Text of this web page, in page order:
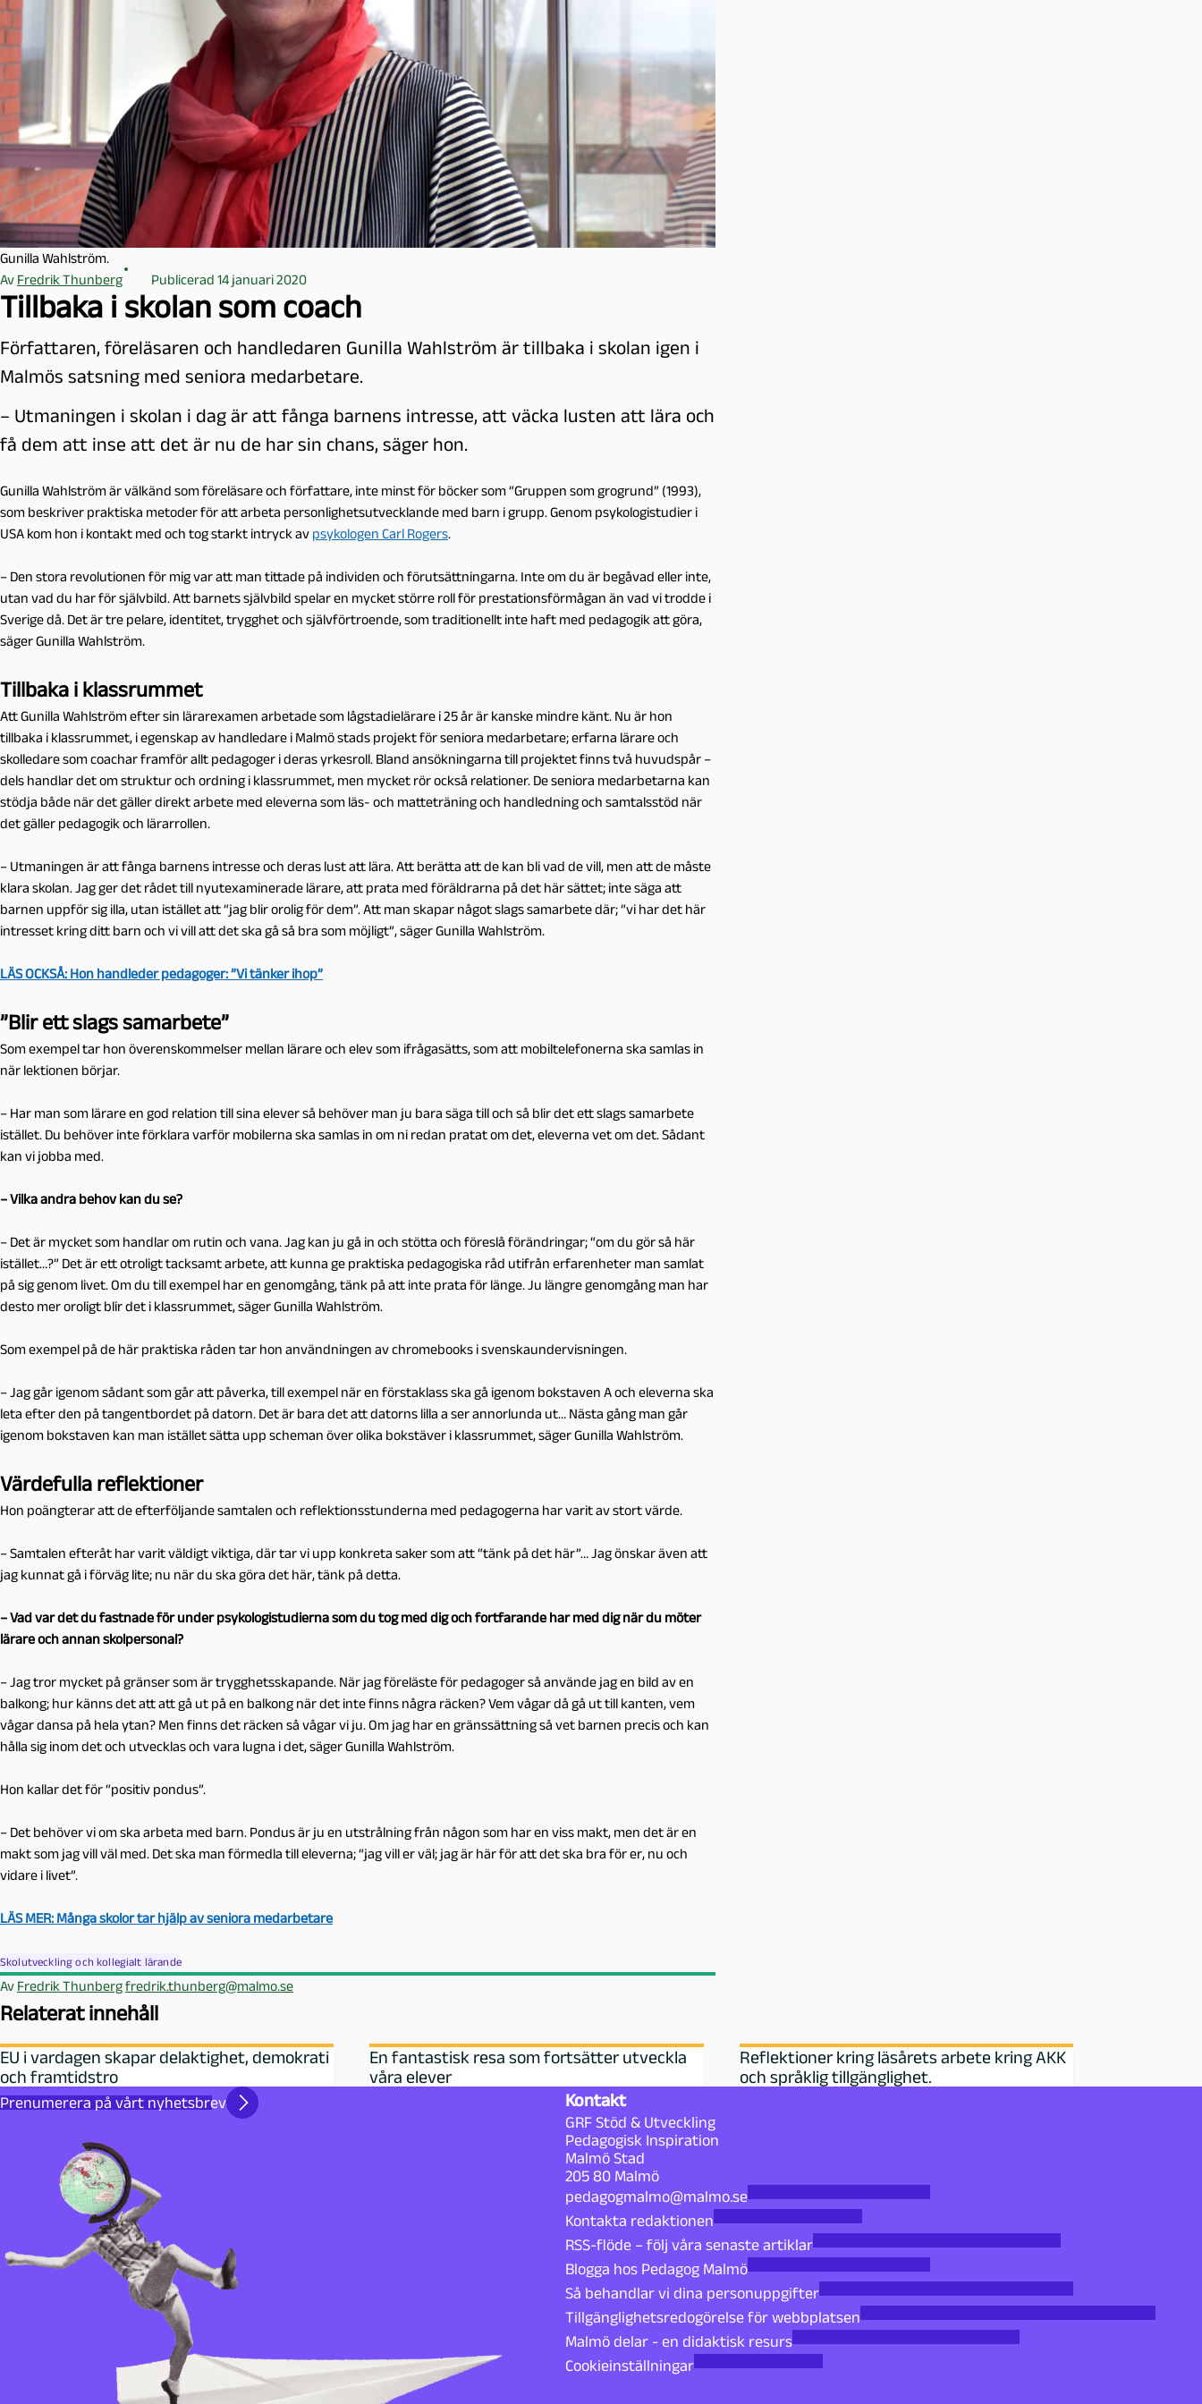
l
m
ö
Gunilla Wahlström.
Av Fredrik Thunberg Publicerad 14 januari 2020
Tillbaka i skolan som coach
Författaren, föreläsaren och handledaren Gunilla Wahlström är tillbaka i skolan igen i
Malmös satsning med seniora medarbetare.
– Utmaningen i skolan i dag är att fånga barnens intresse, att väcka lusten att lära och
få dem att inse att det är nu de har sin chans, säger hon.
Gunilla Wahlström är välkänd som föreläsare och författare, inte minst för böcker som “Gruppen som grogrund” (1993),
som beskriver praktiska metoder för att arbeta personlighetsutvecklande med barn i grupp. Genom psykologistudier i
USA kom hon i kontakt med och tog starkt intryck av psykologen Carl Rogers.
– Den stora revolutionen för mig var att man tittade på individen och förutsättningarna. Inte om du är begåvad eller inte,
utan vad du har för självbild. Att barnets självbild spelar en mycket större roll för prestationsförmågan än vad vi trodde i
Sverige då. Det är tre pelare, identitet, trygghet och självförtroende, som traditionellt inte haft med pedagogik att göra,
säger Gunilla Wahlström.
Tillbaka i klassrummet
Att Gunilla Wahlström efter sin lärarexamen arbetade som lågstadielärare i 25 år är kanske mindre känt. Nu är hon
tillbaka i klassrummet, i egenskap av handledare i Malmö stads projekt för seniora medarbetare; erfarna lärare och
skolledare som coachar framför allt pedagoger i deras yrkesroll. Bland ansökningarna till projektet finns två huvudspår –
dels handlar det om struktur och ordning i klassrummet, men mycket rör också relationer. De seniora medarbetarna kan
stödja både när det gäller direkt arbete med eleverna som läs- och matteträning och handledning och samtalsstöd när
det gäller pedagogik och lärarrollen.
– Utmaningen är att fånga barnens intresse och deras lust att lära. Att berätta att de kan bli vad de vill, men att de måste
klara skolan. Jag ger det rådet till nyutexaminerade lärare, att prata med föräldrarna på det här sättet; inte säga att
barnen uppför sig illa, utan istället att “jag blir orolig för dem”. Att man skapar något slags samarbete där; “vi har det här
intresset kring ditt barn och vi vill att det ska gå så bra som möjligt”, säger Gunilla Wahlström.
LÄS OCKSÅ: Hon handleder pedagoger: ”Vi tänker ihop”
”Blir ett slags samarbete”
Som exempel tar hon överenskommelser mellan lärare och elev som ifrågasätts, som att mobiltelefonerna ska samlas in
när lektionen börjar.
– Har man som lärare en god relation till sina elever så behöver man ju bara säga till och så blir det ett slags samarbete
istället. Du behöver inte förklara varför mobilerna ska samlas in om ni redan pratat om det, eleverna vet om det. Sådant
kan vi jobba med.
– Vilka andra behov kan du se?
– Det är mycket som handlar om rutin och vana. Jag kan ju gå in och stötta och föreslå förändringar; “om du gör så här
istället…?” Det är ett otroligt tacksamt arbete, att kunna ge praktiska pedagogiska råd utifrån erfarenheter man samlat
på sig genom livet. Om du till exempel har en genomgång, tänk på att inte prata för länge. Ju längre genomgång man har
desto mer oroligt blir det i klassrummet, säger Gunilla Wahlström.
Som exempel på de här praktiska råden tar hon användningen av chromebooks i svenskaundervisningen.
– Jag går igenom sådant som går att påverka, till exempel när en förstaklass ska gå igenom bokstaven A och eleverna ska
leta efter den på tangentbordet på datorn. Det är bara det att datorns lilla a ser annorlunda ut… Nästa gång man går
igenom bokstaven kan man istället sätta upp scheman över olika bokstäver i klassrummet, säger Gunilla Wahlström.
Värdefulla reflektioner
Hon poängterar att de efterföljande samtalen och reflektionsstunderna med pedagogerna har varit av stort värde.
– Samtalen efteråt har varit väldigt viktiga, där tar vi upp konkreta saker som att “tänk på det här”… Jag önskar även att
jag kunnat gå i förväg lite; nu när du ska göra det här, tänk på detta.
– Vad var det du fastnade för under psykologistudierna som du tog med dig och fortfarande har med dig när du möter
lärare och annan skolpersonal?
– Jag tror mycket på gränser som är trygghetsskapande. När jag föreläste för pedagoger så använde jag en bild av en
balkong; hur känns det att att gå ut på en balkong när det inte finns några räcken? Vem vågar då gå ut till kanten, vem
vågar dansa på hela ytan? Men finns det räcken så vågar vi ju. Om jag har en gränssättning så vet barnen precis och kan
hålla sig inom det och utvecklas och vara lugna i det, säger Gunilla Wahlström.
Hon kallar det för “positiv pondus”.
– Det behöver vi om ska arbeta med barn. Pondus är ju en utstrålning från någon som har en viss makt, men det är en
makt som jag vill väl med. Det ska man förmedla till eleverna; “jag vill er väl; jag är här för att det ska bra för er, nu och
vidare i livet”.
LÄS MER: Många skolor tar hjälp av seniora medarbetare
Skolutveckling och kollegialt lärande
Av Fredrik Thunbergfredrik.thunberg@malmo.se
Relaterat innehåll
EU i vardagen skapar delaktighet, demokrati
och framtidstro
En fantastisk resa som fortsätter utveckla
våra elever
Reflektioner kring läsårets arbete kring AKK
och språklig tillgänglighet.
Prenumerera på vårt nyhetsbrev Kontakt
GRF Stöd & Utveckling
Pedagogisk Inspiration
Malmö Stad
205 80 Malmö
pedagogmalmo@malmo.se
Kontakta redaktionen
RSS-flöde – följ våra senaste artiklar
Blogga hos Pedagog Malmö
Så behandlar vi dina personuppgifter
Tillgänglighetsredogörelse för webbplatsen
Malmö delar - en didaktisk resurs
Cookieinställningar